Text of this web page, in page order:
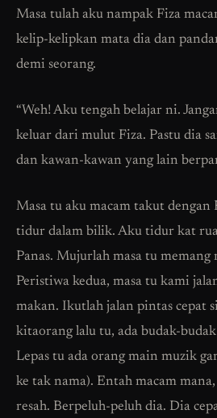
Masa tulah aku nampak Fiza
kelip-kelipkan mata dia dan
demi seorang.
“Weh! Aku tengah belajar ni.
keluar dari mulut Fiza. Pastu dia
dan kawan-kawan yang lain
Masa tu aku macam takut dengan
tidur dalam bilik. Aku tidur kat
Panas. Mujurlah masa tu memang
Peristiwa kedua, masa tu kami
makan. Ikutlah jalan pintas cepat
kitaorang lalu tu, ada budak-
Lepas tu ada orang main muzik
ke tak nama). Entah macam
resah. Berpeluh-peluh dia. Dia